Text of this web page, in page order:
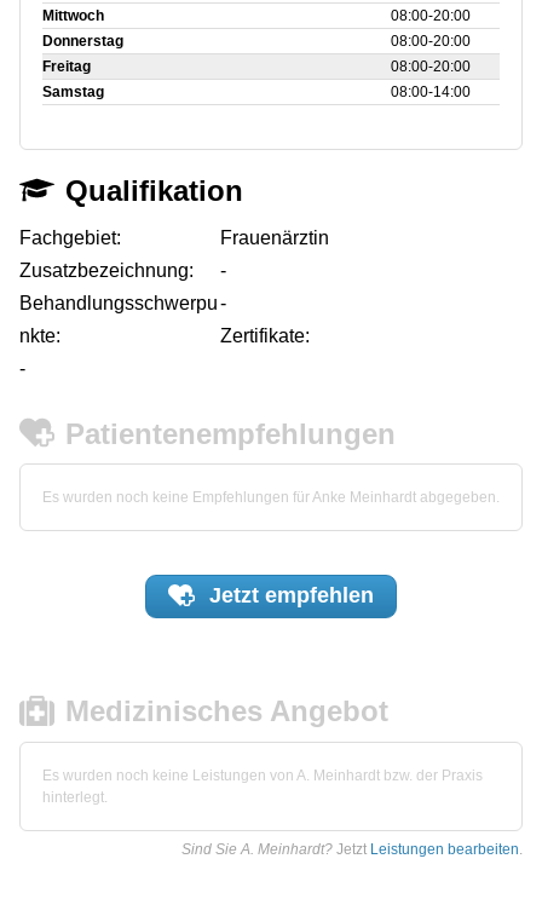
Mittwoch
08:00‑20:00
Donnerstag
08:00‑20:00
Freitag
08:00‑20:00
Samstag
08:00‑14:00
Qualifikation
Fachgebiet:
Frauenärztin
Zusatzbezeichnung:
-
Behandlungsschwerpu
nkte:
-
Zertifikate:
-
Patientenempfehlungen
Es wurden noch keine Empfehlungen für Anke Meinhardt abgegeben.
Jetzt empfehlen
Medizinisches Angebot
Es wurden noch keine Leistungen von A. Meinhardt bzw. der Praxis
hinterlegt.
Sind Sie A. Meinhardt? Jetzt Leistungen bearbeiten.